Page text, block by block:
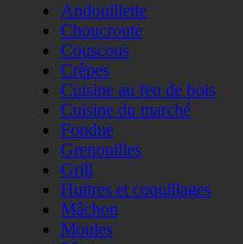
Andouillette
Choucroute
Couscous
Crêpes
Cuisine au feu de bois
Cuisine du marché
Fondue
Grenouilles
Grill
Huitres et coquillages
Mâchon
Moules